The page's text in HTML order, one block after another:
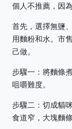
個人不推薦，因
首先，選擇無鹽
用麵粉和水。市
己做。
步驟一：將麵條
咀嚼難度。
步驟二：切成貓
食道窄，大塊麵